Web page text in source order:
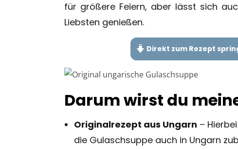
für größere Feiern, aber lässt sich
Liebsten genießen.
Direkt zum Rezept
Darum wirst du
Originalrezept aus Ungarn –
die Gulaschsuppe auch in Ungarn